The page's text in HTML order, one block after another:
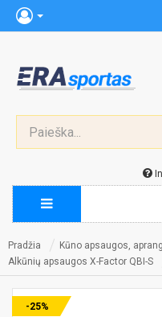
Pradžia Kūno apsaugos,
Alkūnių apsaugos X-Factor QBI-S
-25%